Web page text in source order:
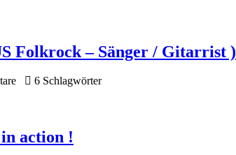
Folkrock – Sänger / Gitarrist )
6 Schlagwörter
action !